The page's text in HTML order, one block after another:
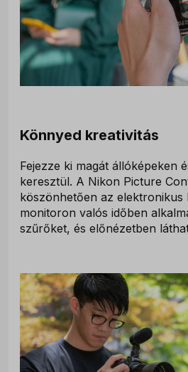
Könnyed kreativitás
Fejezze ki magát állóképeken
keresztül. A Nikon Picture
köszönhetően az elektronikus
monitoron valós időben
szűrőket, és előnézetben